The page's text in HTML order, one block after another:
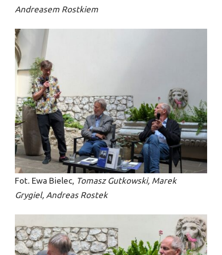
Andreasem Rostkiem
Fot. Ewa Bielec, Tomasz Gutkowski, Marek
Grygiel, Andreas Rostek